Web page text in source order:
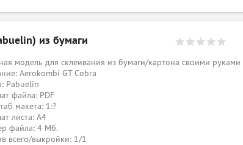
из бумаги
модель для склеивания из бумаги/картона своими руками
Aerokombi GT Cobra
Pabuelin
файла: PDF
макета: 1:?
листа: А4
файла: 4 Мб.
всего/выкройки: 1/1